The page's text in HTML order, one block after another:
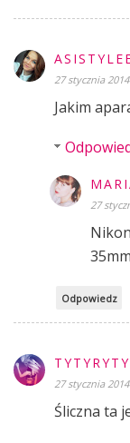
27 stycznia
Jakim
27
35mm
Odpowiedz
27 stycznia
Śliczna ta